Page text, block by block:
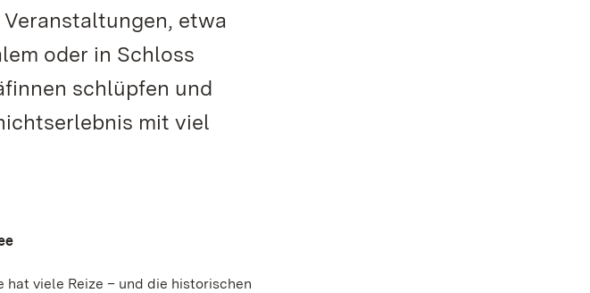
etwa
oder in Schloss
schlüpfen und
mit viel
viele Reize – und die historischen